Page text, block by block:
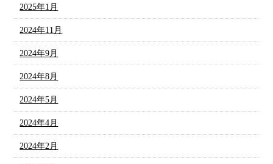
2025年1月
2024年11月
2024年9月
2024年8月
2024年5月
2024年4月
2024年2月